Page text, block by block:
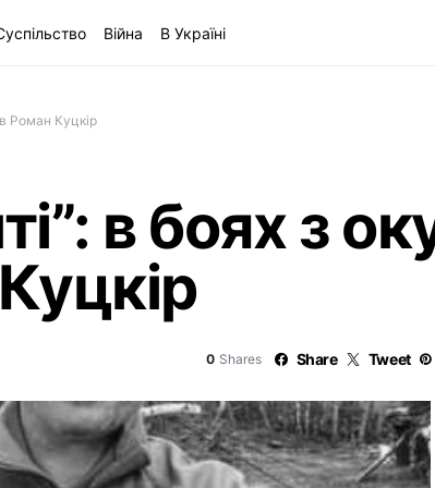
Війна В Україні
Роман Куцкір
в боях з
0 Shares Share Tweet